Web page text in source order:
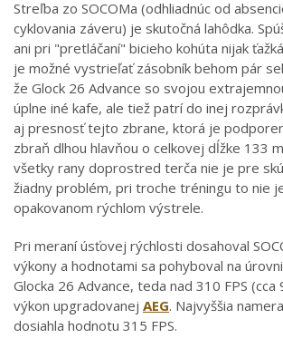
Streľba zo SOCOMa (odhliadnúc od
cyklovania záveru) je skutočná lahôdka.
ani pri "pretláčaní" bicieho kohúta nijak
je možné vystrieľať zásobník behom pár
že Glock 26 Advance so svojou
úplne iné kafe, ale tiež patrí do inej
aj presnosť tejto zbrane, ktorá je
zbraň dlhou hlavňou o celkovej dĺžke 133
všetky rany doprostred terča nie je pre
žiadny problém, pri troche tréningu to nie
opakovanom rýchlom výstrele.
Pri meraní úsťovej rýchlosti dosahoval
výkony a hodnotami sa pohyboval na
Glocka 26 Advance, teda nad 310 FPS
výkon upgradovanej AEG. Najvyššia
dosiahla hodnotu 315 FPS.